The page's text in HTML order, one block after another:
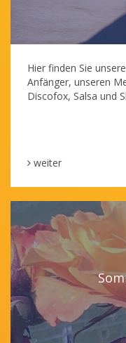
Hier finden Sie
Anfänger, unseren
Discofox, Salsa und
weiter